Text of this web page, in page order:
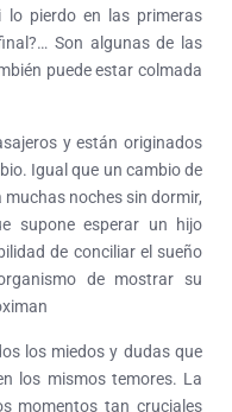
lo pierdo en las primeras
Son algunas de las
puede estar colmada
y están originados
Igual que un cambio de
noches sin dormir,
supone esperar un hijo
de conciliar el sueño
de mostrar su
los miedos y dudas que
los mismos temores. La
momentos tan cruciales